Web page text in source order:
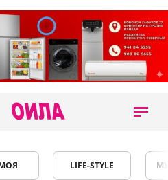
LIFE-STYLE